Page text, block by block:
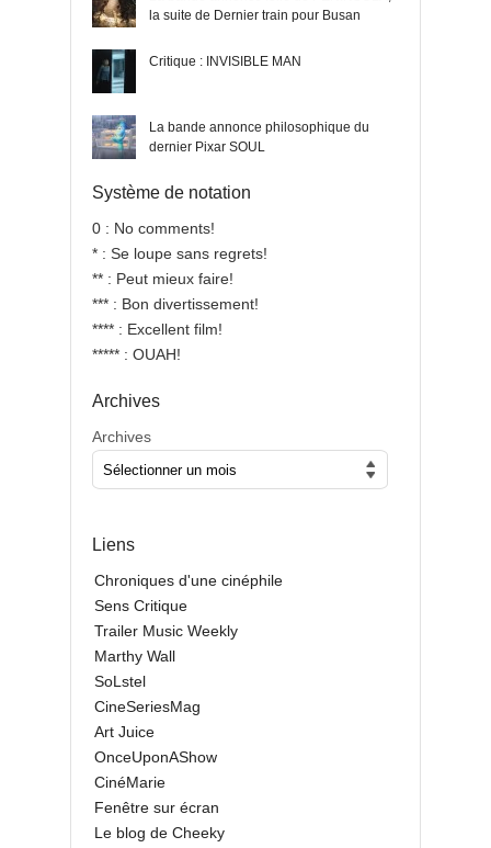
la suite de Dernier train pour Busan
Critique : INVISIBLE MAN
La bande annonce philosophique du
dernier Pixar SOUL
Système de notation
0 : No comments!
* : Se loupe sans regrets!
** : Peut mieux faire!
*** : Bon divertissement!
**** : Excellent film!
***** : OUAH!
Archives
Archives
Liens
Chroniques d'une cinéphile
Sens Critique
Trailer Music Weekly
Marthy Wall
SoLstel
CineSeriesMag
Art Juice
OnceUponAShow
CinéMarie
Fenêtre sur écran
Le blog de Cheeky